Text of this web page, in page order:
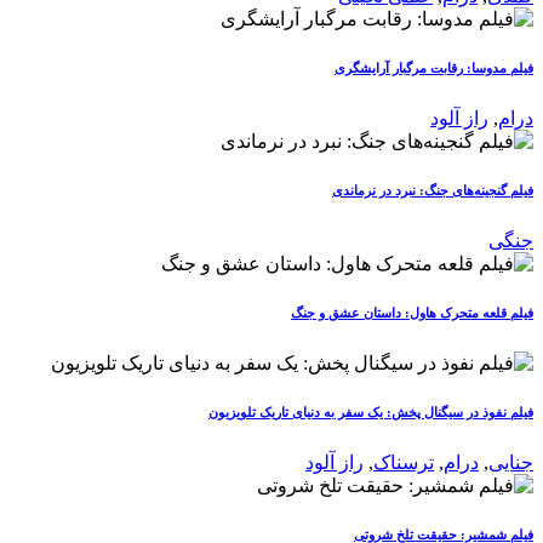
فیلم مدوسا: رقابت مرگبار آرایشگری
درام, راز آلود
فیلم گنجینه‌های جنگ: نبرد در نرماندی
جنگی
فیلم قلعه متحرک هاول: داستان عشق و جنگ
فیلم نفوذ در سیگنال پخش: یک سفر به دنیای تاریک تلویزیون
جنایی, درام, ترسناک, راز آلود
فیلم شمشیر: حقیقت تلخ شروتی